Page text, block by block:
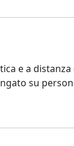
e a
su